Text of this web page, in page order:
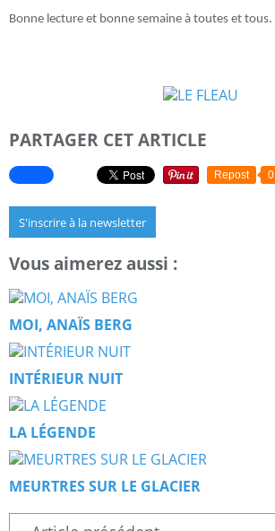
Bonne lecture et bonne semaine à toutes et tous.
PARTAGER CET ARTICLE
Repost 0
S'inscrire à la newsletter
Vous aimerez aussi :
MOI, ANAÏS BERG
INTÉRIEUR NUIT
LA LÉGENDE
MEURTRES SUR LE GLACIER